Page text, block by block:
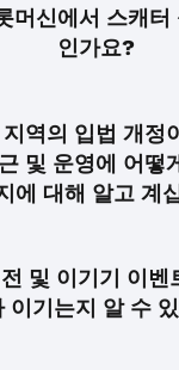
머신에서 스캐터
인가요?
역의 입법 개정
및 운영에 어떻
에 대해 알고 계
및 이기기 이벤
이기는지 알 수